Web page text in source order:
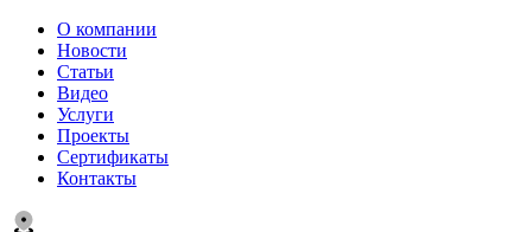
О компании
Новости
Статьи
Видео
Услуги
Проекты
Сертификаты
Контакты